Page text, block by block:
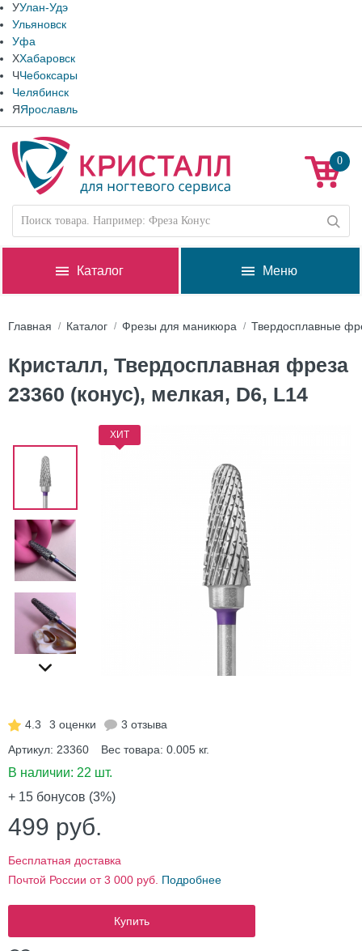
УУлан-Удэ
Ульяновск
Уфа
ХХабаровск
ЧЧебоксары
Челябинск
ЯЯрославль
0
Каталог Меню
Главная Каталог Фрезы для маникюра Твердосплавные
Кристалл, Твердосплавная фреза
23360 (конус), мелкая, D6, L14
ХИТ
4.3 3 оценки
3 отзыва
Артикул: 23360 Вес товара: 0.005 кг.
В наличии: 22 шт.
+ 15 бонусов (3%)
499 руб.
Бесплатная доставка
Почтой России от 3 000 руб. Подробнее
Купить